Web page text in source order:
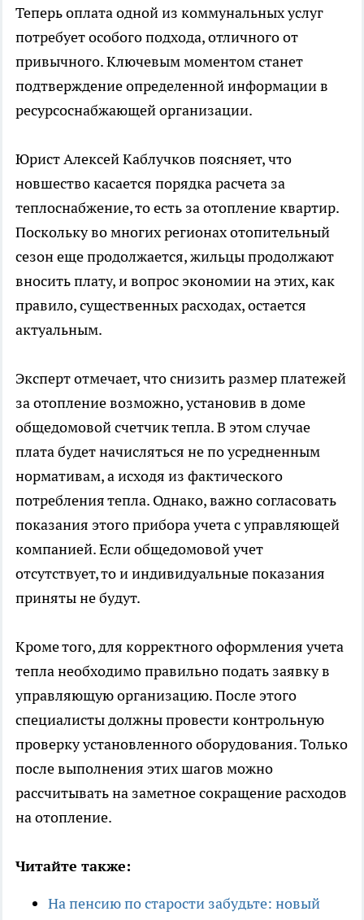
Теперь оплата одной из коммунальных услуг
потребует особого подхода, отличного от
привычного. Ключевым моментом станет
подтверждение определенной информации в
ресурсоснабжающей организации.
Юрист Алексей Каблучков поясняет, что
новшество касается порядка расчета за
теплоснабжение, то есть за отопление квартир.
Поскольку во многих регионах отопительный
сезон еще продолжается, жильцы продолжают
вносить плату, и вопрос экономии на этих, как
правило, существенных расходах, остается
актуальным.
Эксперт отмечает, что снизить размер платежей
за отопление возможно, установив в доме
общедомовой счетчик тепла. В этом случае
плата будет начисляться не по усредненным
нормативам, а исходя из фактического
потребления тепла. Однако, важно согласовать
показания этого прибора учета с управляющей
компанией. Если общедомовой учет
отсутствует, то и индивидуальные показания
приняты не будут.
Кроме того, для корректного оформления учета
тепла необходимо правильно подать заявку в
управляющую организацию. После этого
специалисты должны провести контрольную
проверку установленного оборудования. Только
после выполнения этих шагов можно
рассчитывать на заметное сокращение расходов
на отопление.
Читайте также:
На пенсию по старости забудьте: новый